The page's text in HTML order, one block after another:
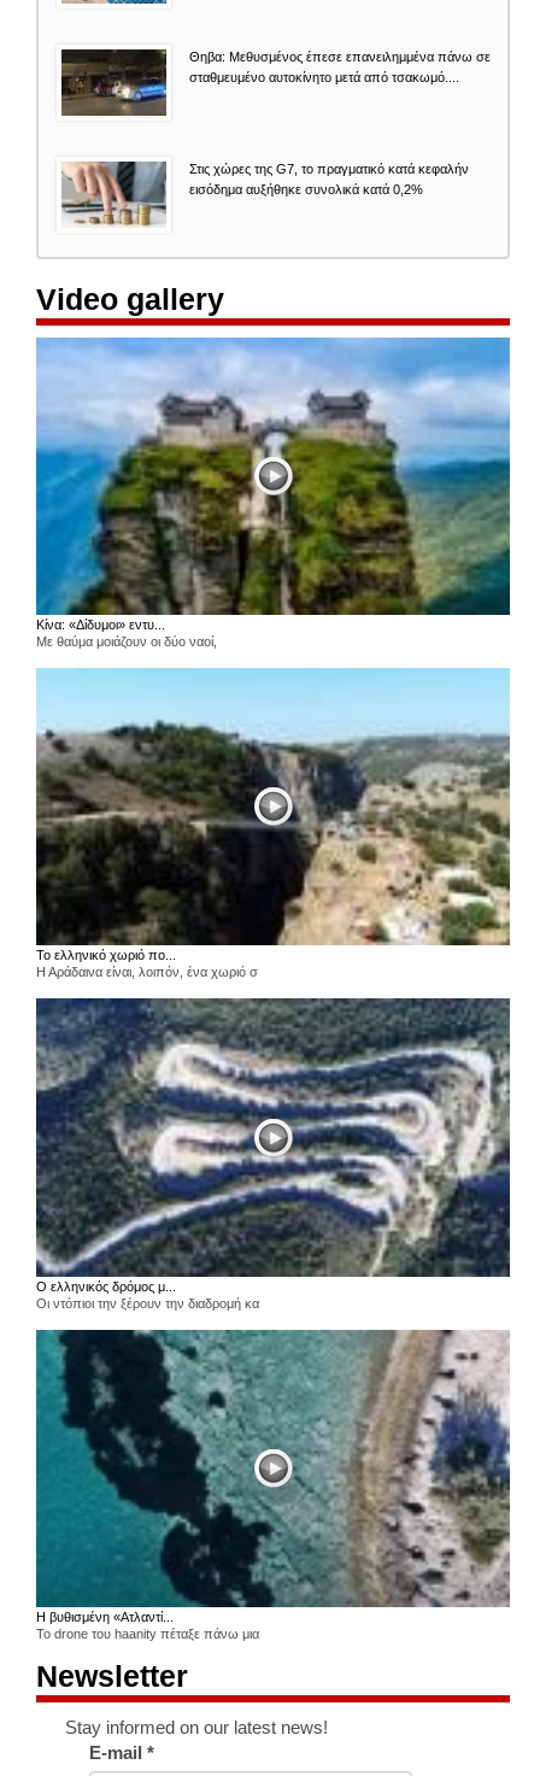
Θηβα: Μεθυσμένος έπεσε επανειλημμένα πάνω σε
σταθμευμένο αυτοκίνητο μετά από τσακωμό....
Στις χώρες της G7, το πραγματικό κατά κεφαλήν
εισόδημα αυξήθηκε συνολικά κατά 0,2%
Video gallery
Κίνα: «Δίδυμοι» εντυ...
Με θαύμα μοιάζουν οι δύο ναοί,
Το ελληνικό χωριό πο...
Η Αράδαινα είναι, λοιπόν, ένα χωριό σ
Ο ελληνικός δρόμος μ...
Οι ντόπιοι την ξέρουν την διαδρομή κα
Η βυθισμένη «Ατλαντί...
Το drone του haanity πέταξε πάνω μια
Newsletter
Stay informed on our latest news!
E-mail*